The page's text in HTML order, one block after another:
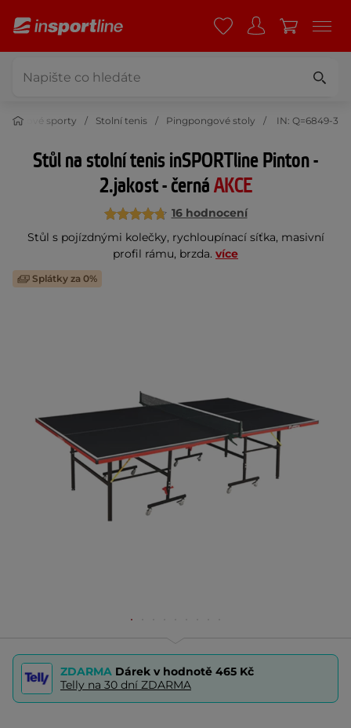
Raketové sporty Stolní tenis Pingpongové stoly IN: Q=6849-3
Stůl na stolní tenis inSPORTline Pinton -
2.jakost - černáAKCE
16 hodnocení
Stůl s pojízdnými kolečky, rychloupínací síťka, masivní
profil rámu, brzda. více
Splátky za 0%
ZDARMA Dárek v hodnotě 465 Kč
Telly na 30 dní ZDARMA